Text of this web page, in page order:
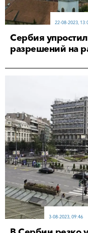
22-08-2023,
Сербия
разрешений на
3-08-2023, 09:46